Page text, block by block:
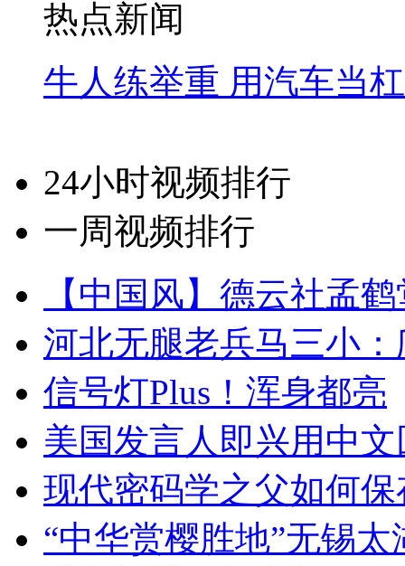
热点新闻
牛人练举重 用汽车当
24小时视频排行
一周视频排行
【中国风】德云社孟
河北无腿老兵马三小
信号灯Plus！浑身都亮
美国发言人即兴用中
现代密码学之父如何
“中华赏樱胜地”无锡